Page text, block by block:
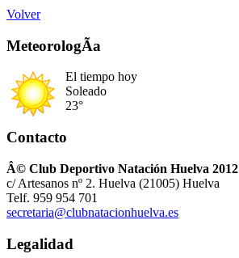
Volver
MeteorologÃ­a
El tiempo hoy
Soleado
23°
Contacto
Â© Club Deportivo Natación Huelva 2012
c/ Artesanos nº 2. Huelva (21005) Huelva
Telf. 959 954 701
secretaria@clubnatacionhuelva.es
Legalidad